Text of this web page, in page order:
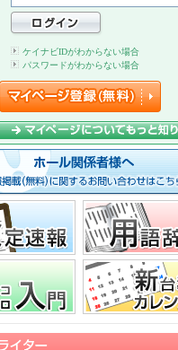
ケイナビIDがわからない場合
パスワードがわからない場合